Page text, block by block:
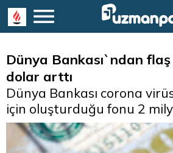
Dünya Bankası`ndan
dolar arttı
Dünya Bankası corona
için oluşturduğu fonu 2